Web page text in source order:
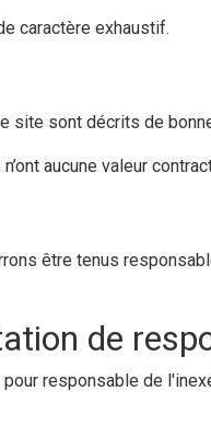
caractère exhaustif.
site sont décrits de
aucune valeur
être tenus
de
responsable de